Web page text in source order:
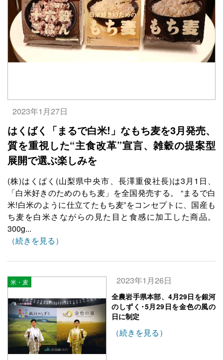
2023年1月27日
はくばく「まるで白米!」なもち麦を3月発売、
質を重視した“主食改革”宣言、雑穀の提案型
展開で選ぶ楽しみを
(株)はくばく(山梨県中央市、長澤重俊社長)は3月1日、
「白米好きのためのもち麦」を全国発売する。 “まるで白
米!白米のように仕立てたもち麦”をコンセプトに、国産も
ち麦を白米さながらの見た目と食感に加工した商品。
300g...
（続きを見る）
米・麦 2023年1月26日
全農岩手県本部、4月29日を銀河
のしずく･5月29日を金色の風の
日に制定
（続きを見る）